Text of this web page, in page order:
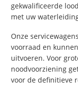
gekwalificeerde
met uw
Onze
voorraad en
uitvoeren. Voor
noodvoorziening
voor de definitieve